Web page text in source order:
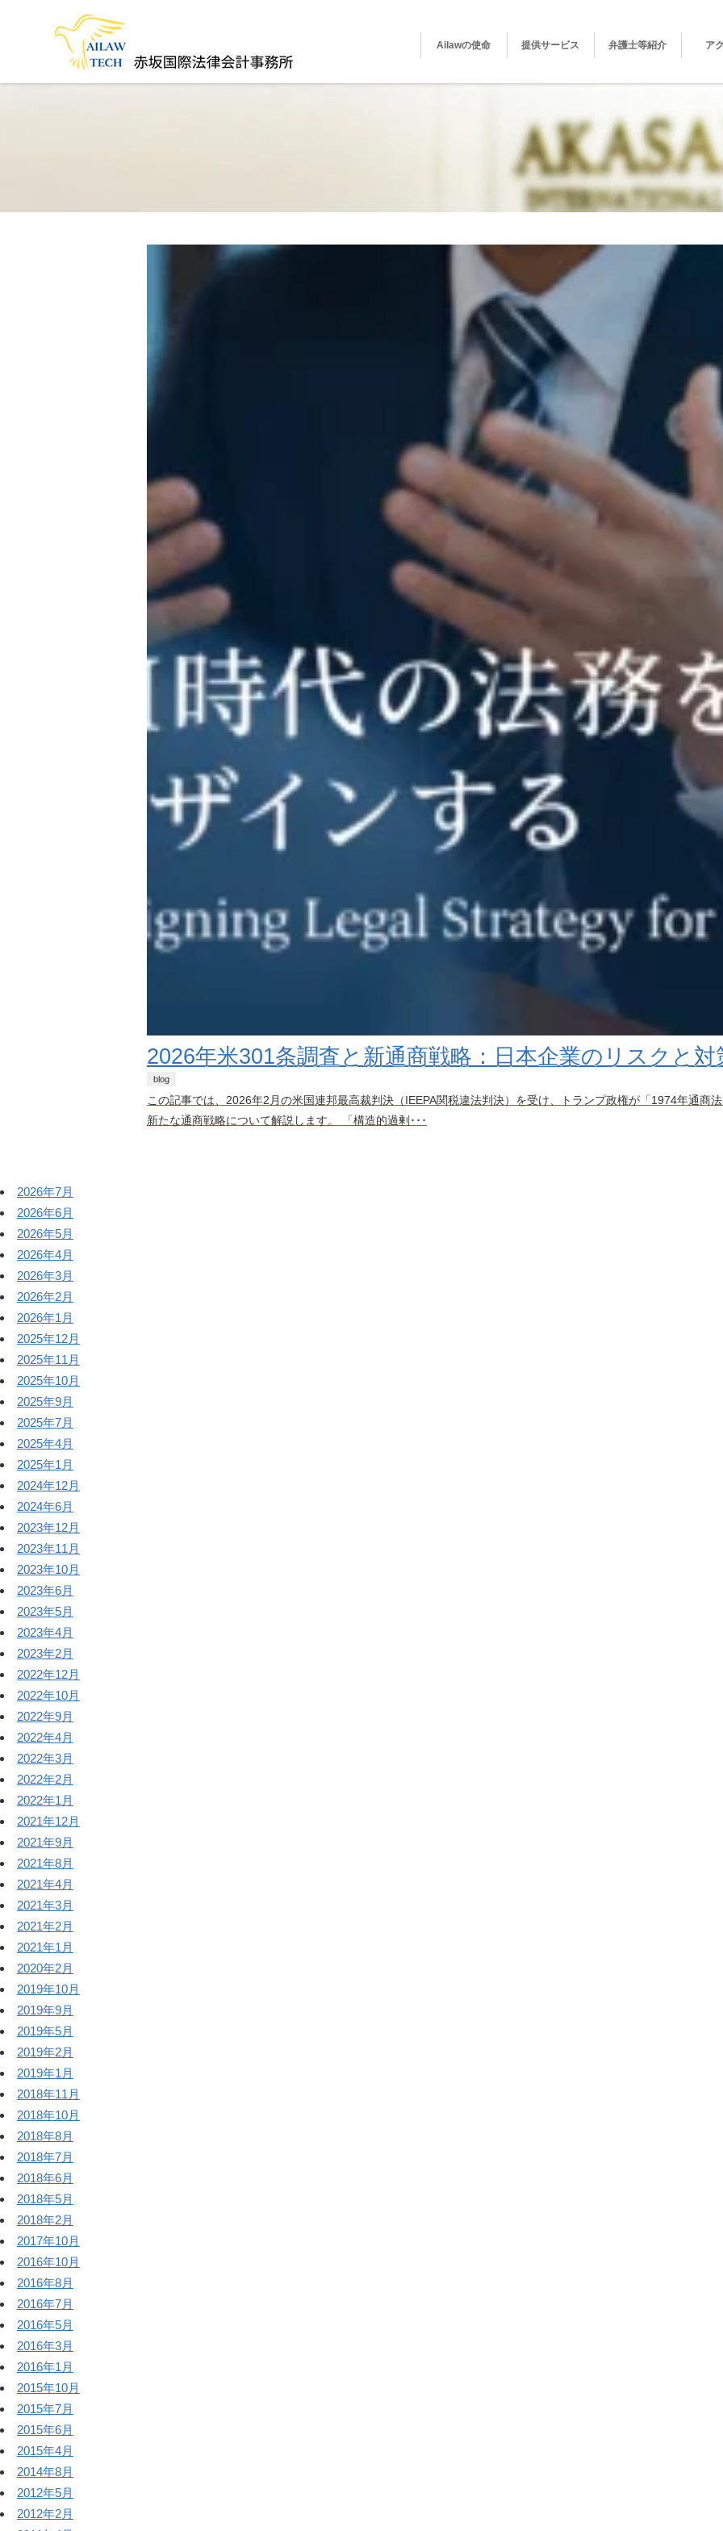
Ailawの使命 提供サービス 弁護士等紹介 ア
2026年米301条調査と新通商戦略：日本企業のリスクと対
blog
この記事では、2026年2月の米国連邦最高裁判決（IEEPA関税違法判決）を受け、トランプ政権が「1974年通商
新たな通商戦略について解説します。 「構造的過剰･･･
2026年7月
2026年6月
2026年5月
2026年4月
2026年3月
2026年2月
2026年1月
2025年12月
2025年11月
2025年10月
2025年9月
2025年7月
2025年4月
2025年1月
2024年12月
2024年6月
2023年12月
2023年11月
2023年10月
2023年6月
2023年5月
2023年4月
2023年2月
2022年12月
2022年10月
2022年9月
2022年4月
2022年3月
2022年2月
2022年1月
2021年12月
2021年9月
2021年8月
2021年4月
2021年3月
2021年2月
2021年1月
2020年2月
2019年10月
2019年9月
2019年5月
2019年2月
2019年1月
2018年11月
2018年10月
2018年8月
2018年7月
2018年6月
2018年5月
2018年2月
2017年10月
2016年10月
2016年8月
2016年7月
2016年5月
2016年3月
2016年1月
2015年10月
2015年7月
2015年6月
2015年4月
2014年8月
2012年5月
2012年2月